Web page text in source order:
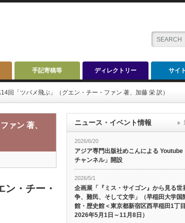
手記寄稿等 ディレクトリー サイ
回「ツバメ飛ぶ」（グエン・チー・ファン 著、加藤 栄 訳）
ァン 著、
・チー・
ニュース・イベント情報
2026/6/20
アジア専門出版社めこんによる Youtube
チャンネル」開設
2026/5/1
企画展「『ミス・サイゴン』から見る世
争、難民、そして文学」（早稲田大学国
館・歴史館＜東京都新宿区西早稲田1丁目
2026年5月1日～11月8日）